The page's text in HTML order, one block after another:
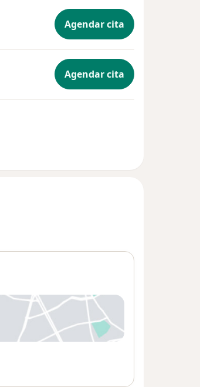
Agendar cita
Agendar cita
nueva pestaña